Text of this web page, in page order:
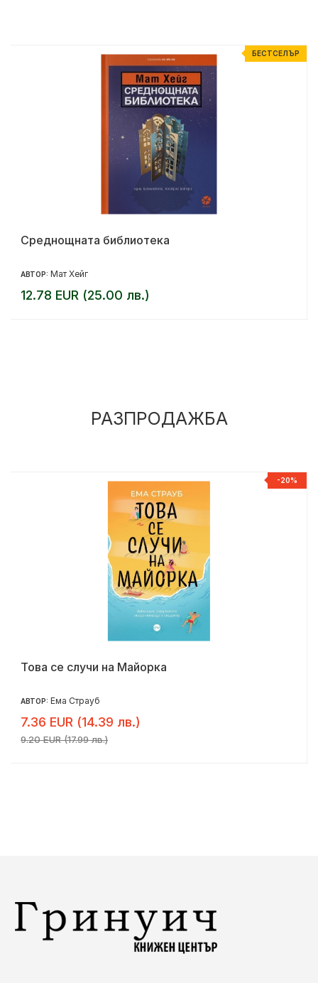
БЕСТСЕЛЪР
Среднощната библиотека
АВТОР: Мат Хейг
12.78 EUR (25.00 лв.)
РАЗПРОДАЖБА
-20%
Това се случи на Майорка
АВТОР: Ема Страуб
7.36 EUR (14.39 лв.)
9.20 EUR (17.99 лв.)